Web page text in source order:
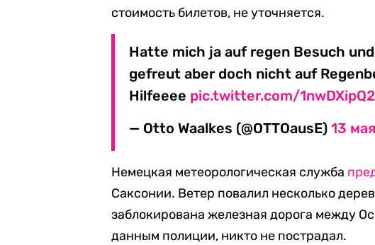
стоимость билетов, не уточняется.
Hatte mich ja auf regen Besuch
gefreut aber doch nicht auf
Hilfeeee pic.twitter.com/
— Otto Waalkes (@OTTOausE)13
Немецкая метеорологическая служба
Саксонии. Ветер повалил несколько
заблокирована железная дорога между
данным полиции, никто не пострадал.